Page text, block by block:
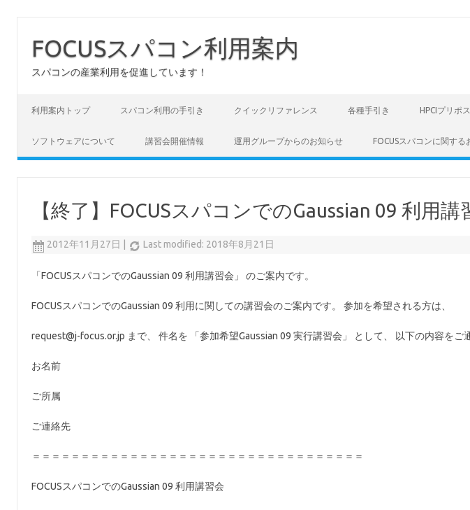
FOCUSスパコン利用案内
スパコンの産業利用を促進しています！
利用案内トップ スパコン利用の手引き クイックリファレンス 各種手引き HPCIプリポ
ソフトウェアについて 講習会開催情報 運用グループからのお知らせ FOCUSスパコンに関する
【終了】FOCUSスパコンでのGaussian 09 利用講
2012年11月27日 Last modified: 2018年8月21日
「FOCUSスパコンでのGaussian 09 利用講習会」 のご案内です。
FOCUSスパコンでのGaussian 09 利用に関しての講習会のご案内です。 参加を希望される方は、
request@j-focus.or.jp まで、 件名を 「参加希望Gaussian 09 実行講習会」 として、 以下の内容をご
お名前
ご所属
ご連絡先
＝＝＝＝＝＝＝＝＝＝＝＝＝＝＝＝＝＝＝＝＝＝＝＝＝＝＝＝＝＝＝＝＝＝
FOCUSスパコンでのGaussian 09 利用講習会